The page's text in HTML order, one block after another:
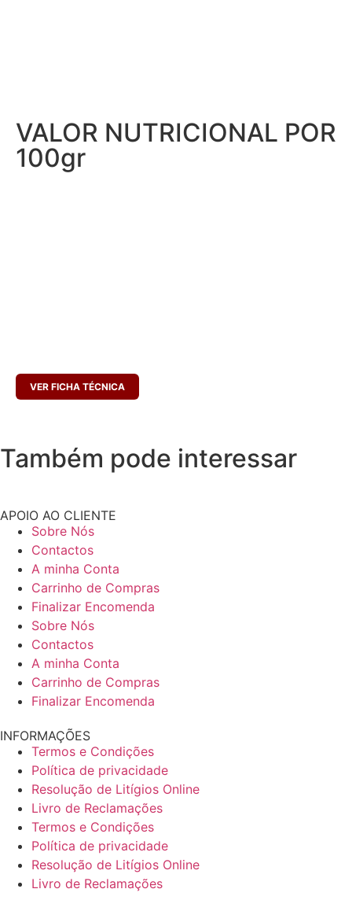
VALOR NUTRICIONAL POR
100gr
Energia 838kj/200Kcal; Lípidos, Dos quais saturados 9,4g 3,26g;
VER FICHA TÉCNICA
Também pode interessar
APOIO AO CLIENTE
Sobre Nós
Contactos
A minha Conta
Carrinho de Compras
Finalizar Encomenda
Sobre Nós
Contactos
A minha Conta
Carrinho de Compras
Finalizar Encomenda
INFORMAÇÕES
Termos e Condições
Política de privacidade
Resolução de Litígios Online
Livro de Reclamações
Termos e Condições
Política de privacidade
Resolução de Litígios Online
Livro de Reclamações